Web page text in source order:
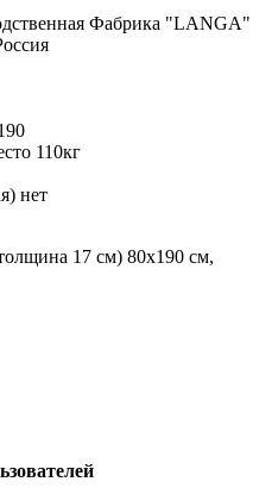
Фабрика "LANGA"
110кг
нет
17 см) 80х190 см,